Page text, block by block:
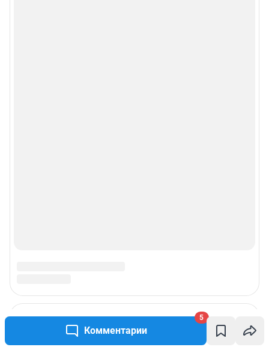
Комментарии
5
Подписаться на новости